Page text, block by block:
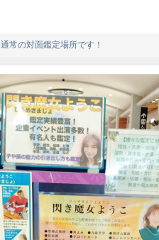
通常の対面鑑定場所です！